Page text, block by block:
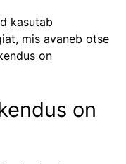
kasutab
mis avaneb otse
on
on